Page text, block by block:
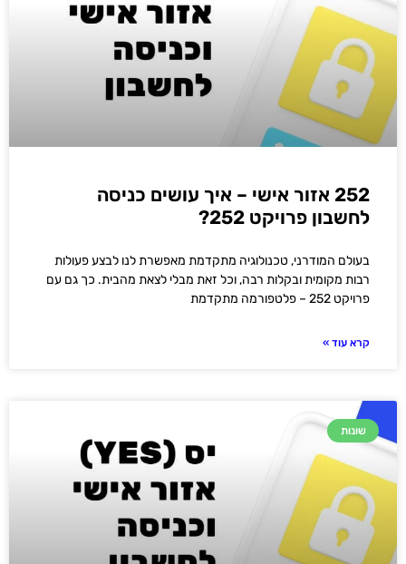
252 אזור אישי – איך עושים כניסה
לחשבון פרויקט 252?
בעולם המודרני, טכנולוגיה מתקדמת מאפשרת לנו לבצע פעולות
רבות מקומית ובקלות רבה, וכל זאת מבלי לצאת מהבית. כך גם עם
פרויקט 252 – פלטפורמה מתקדמת
קרא עוד »
שונות